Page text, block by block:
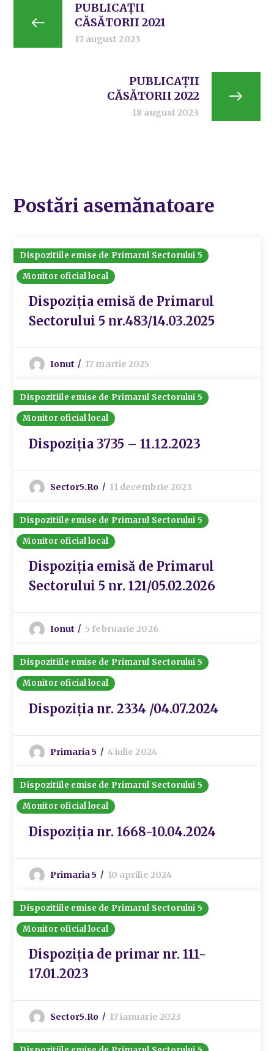
PUBLICAȚII
CĂSĂTORII 2021
17 august 2023
PUBLICAȚII
CĂSĂTORII 2022
18 august 2023
Postări asemănatoare
Dispozitiile emise de Primarul Sectorului 5
Monitor oficial local
Dispoziția emisă de Primarul
Sectorului 5 nr.483/14.03.2025
Ionut 17 martie 2025
Dispozitiile emise de Primarul Sectorului 5
Monitor oficial local
Dispoziția 3735 – 11.12.2023
Sector5.ro 11 decembrie 2023
Dispozitiile emise de Primarul Sectorului 5
Monitor oficial local
Dispoziția emisă de Primarul
Sectorului 5 nr. 121/05.02.2026
Ionut 5 februarie 2026
Dispozitiile emise de Primarul Sectorului 5
Monitor oficial local
Dispoziția nr. 2334 /04.07.2024
Primaria 5 4 iulie 2024
Dispozitiile emise de Primarul Sectorului 5
Monitor oficial local
Dispoziția nr. 1668-10.04.2024
Primaria 5 10 aprilie 2024
Dispozitiile emise de Primarul Sectorului 5
Monitor oficial local
Dispoziția de primar nr. 111-
17.01.2023
Sector5.ro 17 ianuarie 2023